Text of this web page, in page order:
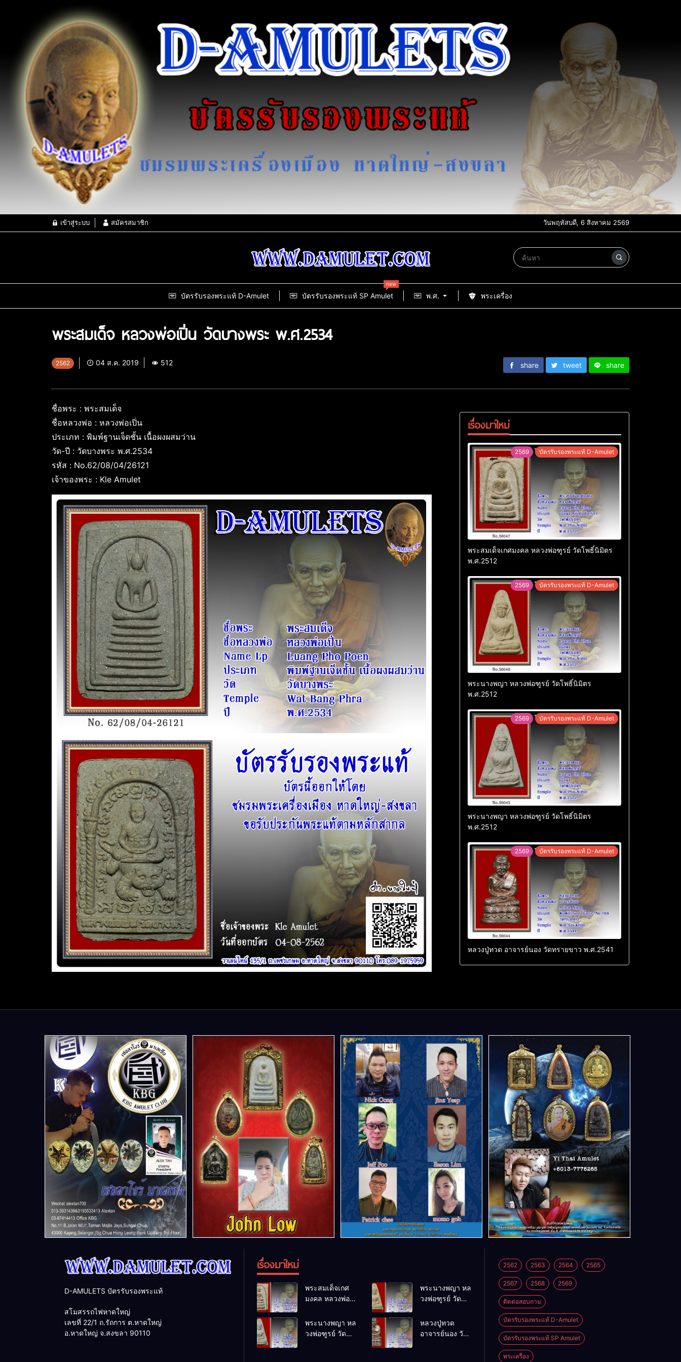
เข้าสู่ระบบ สมัครสมาชิก วันพฤหัสบดี, 6 สิงหาคม 2569
บัตรรับรองพระแท้ D-Amulet บัตรรับรองพระแท้ SP Amulet
new
พ.ศ. พระเครื่อง
พระสมเด็จ หลวงพ่อเปิ่น วัดบางพระ พ.ศ.2534
2562 04 ส.ค. 2019 512 share tweet share
ชื่อพระ : พระสมเด็จ
ชื่อหลวงพ่อ : หลวงพ่อเปิ่น
ประเภท : พิมพ์ฐานเจ็ดชั้น เนื้อผงผสมว่าน
วัด-ปี : วัดบางพระ พ.ศ.2534
รหัส : No.62/08/04/26121
เจ้าของพระ : Kle Amulet
เรื่องมาใหม่
2569 บัตรรับรองพระแท้ D-Amulet
พระสมเด็จเกศมงคล หลวงพ่อฑูรย์ วัดโพธิ์นิมิตร
พ.ศ.2512
2569 บัตรรับรองพระแท้ D-Amulet
พระนางพญา หลวงพ่อฑูรย์ วัดโพธิ์นิมิตร
พ.ศ.2512
2569 บัตรรับรองพระแท้ D-Amulet
พระนางพญา หลวงพ่อฑูรย์ วัดโพธิ์นิมิตร
พ.ศ.2512
2569 บัตรรับรองพระแท้ D-Amulet
หลวงปู่ทวด อาจารย์นอง วัดทรายขาว พ.ศ.2541
D-AMULETS บัตรรับรองพระแท้
สโมสรรถไฟหาดใหญ่
เลขที่ 22/1 ถ.รัถการ ต.หาดใหญ่
อ.หาดใหญ่ จ.สงขลา 90110
เรื่องมาใหม่
พระสมเด็จเกศ
มงคล หลวงพ่อ
โพธิ์นิมิตร
พ.ศ.2512
พระนางพญา หล
วงพ่อฑูรย์ วัด
พ.ศ.2512
พระนางพญา หล
วงพ่อฑูรย์ วัด
หลวงปู่ทวด
อาจารย์นอง วัด
2562 2563 2564 2565
2567 2568 2569
ติดต่อสอบถาม
บัตรรับรองพระแท้ D-Amulet
บัตรรับรองพระแท้ SP Amulet
พระเครื่อง